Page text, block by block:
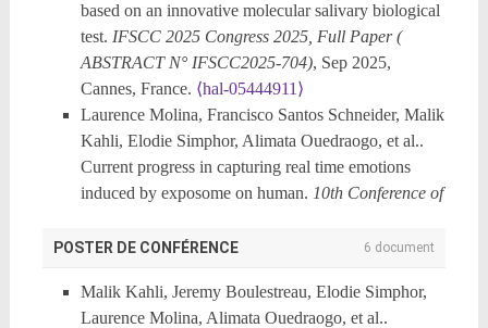
Richard Galinier, Cristian Chaparro, et al.. New
insights into biomphalysin gene family
diversification in the vector snail Biomphalaria
glabrata.Frontiers in Immunology
pp.635131.⟨10.3389/fimmu.2021.635131⟩.⟨hal-
03219003⟩
based on an innovative molecular salivary biological
test. IFSCC 2025 Congress 2025, Full Paper (
ABSTRACT N° IFSCC2025-704), Sep 2025,
Cannes, France. ⟨hal-05444911⟩
Laurence Molina, Francisco Santos Schneider, Malik
Kahli, Elodie Simphor, Alimata Ouedraogo, et al..
Current progress in capturing real time emotions
induced by exposome on human. 10th Conference of
(CERE2025), Université Grenoble Alpes, Jul 2025,
Elodie Simphor. Identification of structural and
binding proteins involved in resistance to S. mansoni
POSTER DE CONFÉRENCE 6 document
Malik Kahli, Jeremy Boulestreau, Elodie Simphor,
Laurence Molina, Alimata Ouedraogo, et al..